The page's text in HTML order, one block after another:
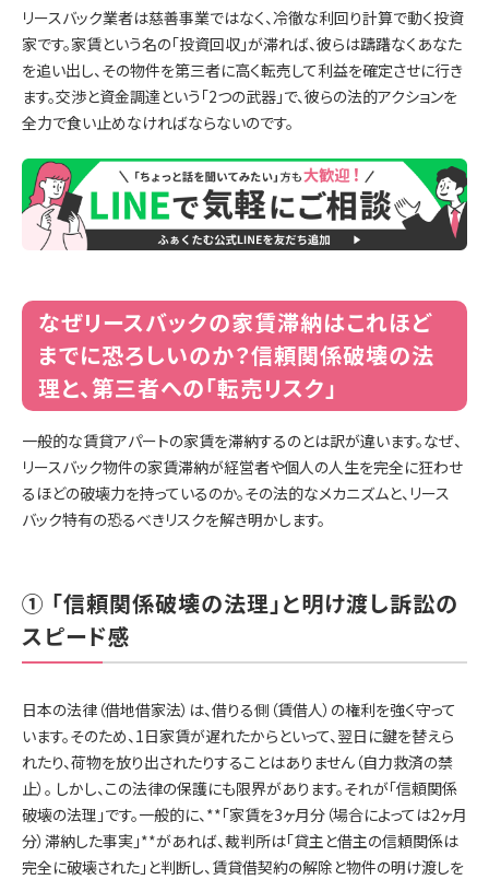
リースバック業者は慈善事業ではなく、冷徹な利回り計算で動く投資
家です。家賃という名の「投資回収」が滞れば、彼らは躊躇なくあなた
を追い出し、その物件を第三者に高く転売して利益を確定させに行き
ます。交渉と資金調達という「2つの武器」で、彼らの法的アクションを
全力で食い止めなければならないのです。
なぜリースバックの家賃滞納はこれほど
までに恐ろしいのか？信頼関係破壊の法
理と、第三者への「転売リスク」
一般的な賃貸アパートの家賃を滞納するのとは訳が違います。なぜ、
リースバック物件の家賃滞納が経営者や個人の人生を完全に狂わせ
るほどの破壊力を持っているのか。その法的なメカニズムと、リース
バック特有の恐るべきリスクを解き明かします。
① 「信頼関係破壊の法理」と明け渡し訴訟の
スピード感
日本の法律（借地借家法）は、借りる側（賃借人）の権利を強く守って
います。そのため、1日家賃が遅れたからといって、翌日に鍵を替えら
れたり、荷物を放り出されたりすることはありません（自力救済の禁
止）。 しかし、この法律の保護にも限界があります。それが「信頼関係
破壊の法理」です。一般的に、**「家賃を3ヶ月分（場合によっては2ヶ月
分）滞納した事実」**があれば、裁判所は「貸主と借主の信頼関係は
完全に破壊された」と判断し、賃貸借契約の解除と物件の明け渡しを